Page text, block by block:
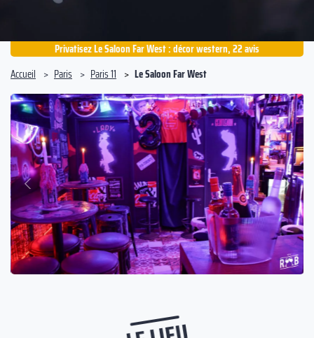
Privatisez Le Saloon Far West : décor western, 22 avis
Accueil
Paris Paris 11 Le Saloon Far West
Précédent
Suivant